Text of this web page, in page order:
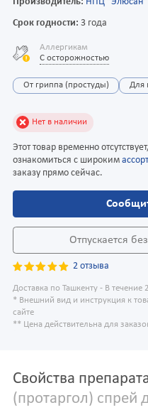
Срок годности: 3 года
Аллергикам
С осторожностью
От гриппа (простуды) Для
Нет в наличии
Этот товар временно
ознакомиться с широким
заказу прямо сейчас.
Отпускается
2 отзыва
Доставка по Ташкенту - В
* Внешний вид и инструкция к
сайте
** Цена действительна для
Свойства
(протаргол) спрей